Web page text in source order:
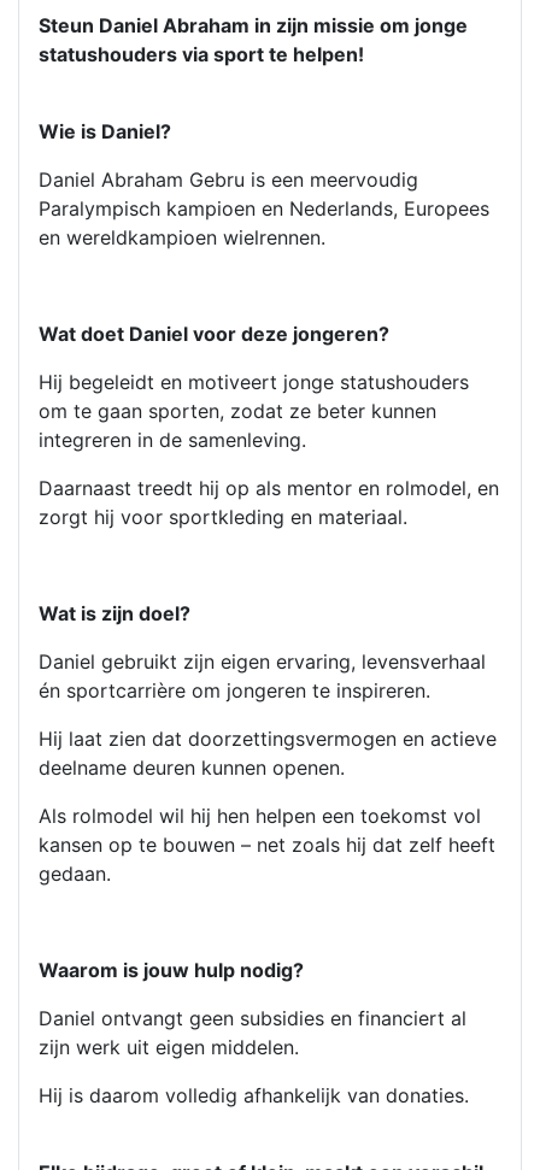
Steun Daniel Abraham in zijn missie om jonge
statushouders via sport te helpen!
Wie is Daniel?
Daniel Abraham Gebru is een meervoudig
Paralympisch kampioen en Nederlands, Europees
en wereldkampioen wielrennen.
Wat doet Daniel voor deze jongeren?
Hij begeleidt en motiveert jonge statushouders
om te gaan sporten, zodat ze beter kunnen
integreren in de samenleving.
Daarnaast treedt hij op als mentor en rolmodel, en
zorgt hij voor sportkleding en materiaal.
Wat is zijn doel?
Daniel gebruikt zijn eigen ervaring, levensverhaal
én sportcarrière om jongeren te inspireren.
Hij laat zien dat doorzettingsvermogen en actieve
deelname deuren kunnen openen.
Als rolmodel wil hij hen helpen een toekomst vol
kansen op te bouwen – net zoals hij dat zelf heeft
gedaan.
Waarom is jouw hulp nodig?
Daniel ontvangt geen subsidies en financiert al
zijn werk uit eigen middelen.
Hij is daarom volledig afhankelijk van donaties.